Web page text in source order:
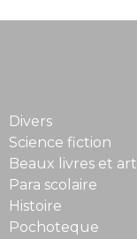
Divers
Science fiction
Beaux livres et art
Para scolaire
Histoire
Pochoteque